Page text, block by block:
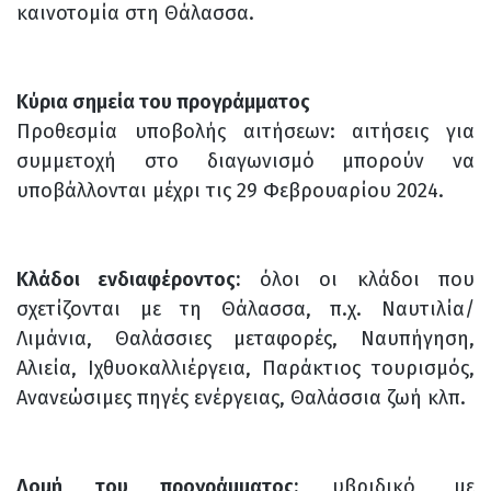
καινοτομία στη Θάλασσα.
Κύρια σημεία του προγράμματος
Προθεσμία υποβολής αιτήσεων: αιτήσεις για
συμμετοχή στο διαγωνισμό μπορούν να
υποβάλλονται μέχρι τις 29 Φεβρουαρίου 2024.
Κλάδοι ενδιαφέροντος: όλοι οι κλάδοι που
σχετίζονται με τη Θάλασσα, π.χ. Ναυτιλία/
Λιμάνια, Θαλάσσιες μεταφορές, Ναυπήγηση,
Αλιεία, Ιχθυοκαλλιέργεια, Παράκτιος τουρισμός,
Ανανεώσιμες πηγές ενέργειας, Θαλάσσια ζωή κλπ.